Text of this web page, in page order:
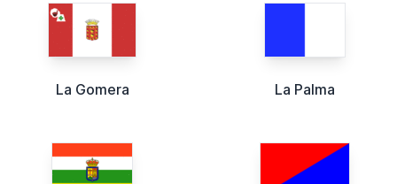
La Gomera La Palma